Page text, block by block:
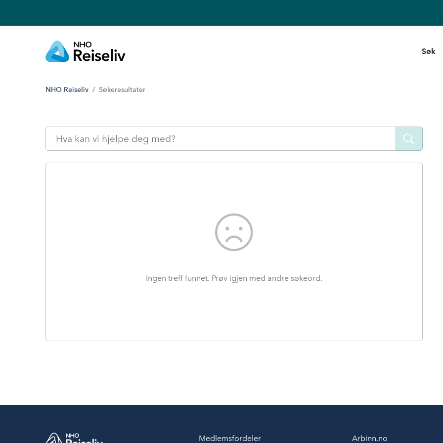
Søk
NHO Reiseliv Søkeresultater
Søk
Ingen treff funnet. Prøv igjen med andre søkeord.
Medlemsfordeler Arbinn.no